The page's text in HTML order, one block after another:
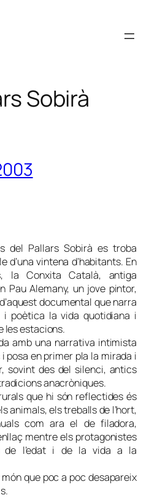
Sobirà
del Pallars Sobirà es troba
d’una vintena d’habitants. En
la Conxita Català, antiga
Pau Alemany, un jove pintor,
documental que narra
i poètica la vida quotidiana i
les estacions.
amb una narrativa intimista
posa en primer pla la mirada i
sovint des del silenci, antics
anacròniques.
que hi són reflectides és
animals, els treballs de l’hort,
com ara el de filadora,
mentre els protagonistes
de l’edat i de la vida a la
que poc a poc desapareix